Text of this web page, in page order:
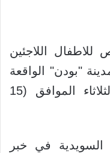
اللاجئين
"بودن" الواقعة
شمال السويد، فجر اليوم الثلاثاء الموافق (15
السويدية في خبر